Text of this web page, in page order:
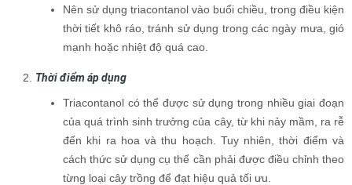
Nên sử dụng triacontanol vào buổi chiều, trong điều kiện
thời tiết khô ráo, tránh sử dụng trong các ngày mưa, gió
mạnh hoặc nhiệt độ quá cao.
Thời điểm áp dụng
Triacontanol có thể được sử dụng trong nhiều giai đoạn
của quá trình sinh trưởng của cây, từ khi nảy mầm, ra rễ
đến khi ra hoa và thu hoạch. Tuy nhiên, thời điểm và
cách thức sử dụng cụ thể cần phải được điều chỉnh theo
từng loại cây trồng để đạt hiệu quả tối ưu.